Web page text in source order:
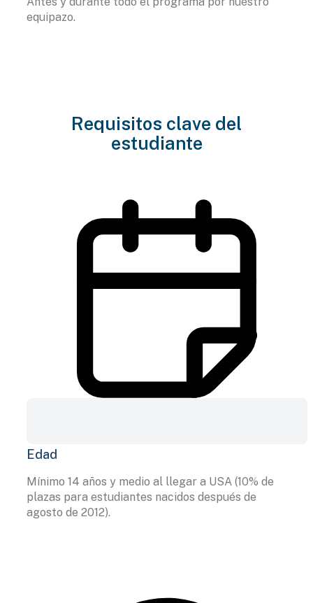
equipazo.
Requisitos clave del
estudiante
Edad
Mínimo 14 años y medio al llegar a USA (10% de
plazas para estudiantes nacidos después de
agosto de 2012).